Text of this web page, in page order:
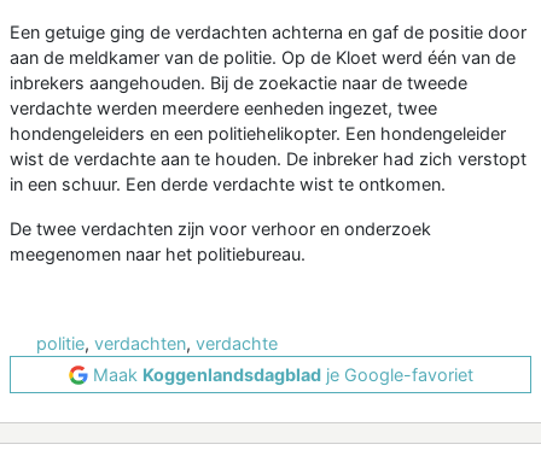
Een getuige ging de verdachten achterna en gaf de positie door
aan de meldkamer van de politie. Op de Kloet werd één van de
inbrekers aangehouden. Bij de zoekactie naar de tweede
verdachte werden meerdere eenheden ingezet, twee
hondengeleiders en een politiehelikopter. Een hondengeleider
wist de verdachte aan te houden. De inbreker had zich verstopt
in een schuur. Een derde verdachte wist te ontkomen.
De twee verdachten zijn voor verhoor en onderzoek
meegenomen naar het politiebureau.
politie, verdachten, verdachte
Maak Koggenlandsdagbladje Google-favoriet